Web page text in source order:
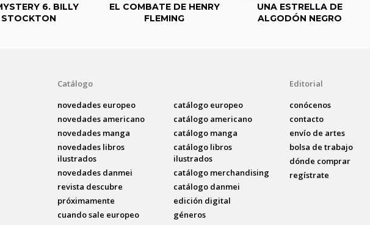
6. BILLY
STOCKTON
EL COMBATE DE HENRY
FLEMING
UNA ESTRELLA DE
ALGODÓN NEGRO
Catálogo
novedades europeo
novedades americano
novedades manga
novedades libros
ilustrados
novedades danmei
revista descubre
próximamente
cuando sale europeo
catálogo europeo
catálogo americano
catálogo manga
catálogo libros
ilustrados
catálogo merchandising
catálogo danmei
edición digital
géneros
Editorial
conócenos
contacto
envío de artes
bolsa de trabajo
dónde comprar
regístrate